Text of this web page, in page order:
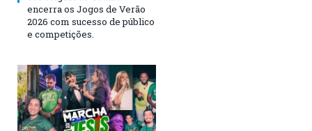
encerra os Jogos de Verão
2026 com sucesso de público
e competições.